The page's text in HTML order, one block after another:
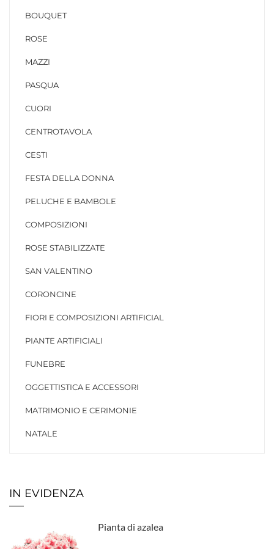
BOUQUET
ROSE
MAZZI
PASQUA
CUORI
CENTROTAVOLA
CESTI
FESTA DELLA DONNA
PELUCHE E BAMBOLE
COMPOSIZIONI
ROSE STABILIZZATE
SAN VALENTINO
CORONCINE
FIORI E COMPOSIZIONI ARTIFICIAL
PIANTE ARTIFICIALI
FUNEBRE
OGGETTISTICA E ACCESSORI
MATRIMONIO E CERIMONIE
NATALE
IN EVIDENZA
Pianta di azalea